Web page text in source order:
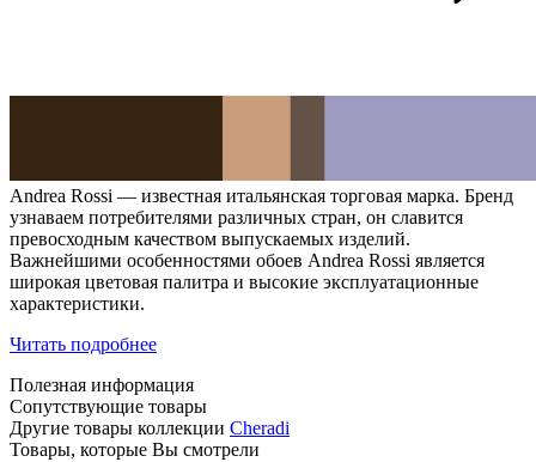
Andrea Rossi — известная итальянская торговая марка. Бренд
узнаваем потребителями различных стран, он славится
превосходным качеством выпускаемых изделий.
Важнейшими особенностями обоев Andrea Rossi является
широкая цветовая палитра и высокие эксплуатационные
характеристики.
Читать подробнее
Полезная информация
Сопутствующие товары
Другие товары коллекции Cheradi
Товары, которые Вы смотрели